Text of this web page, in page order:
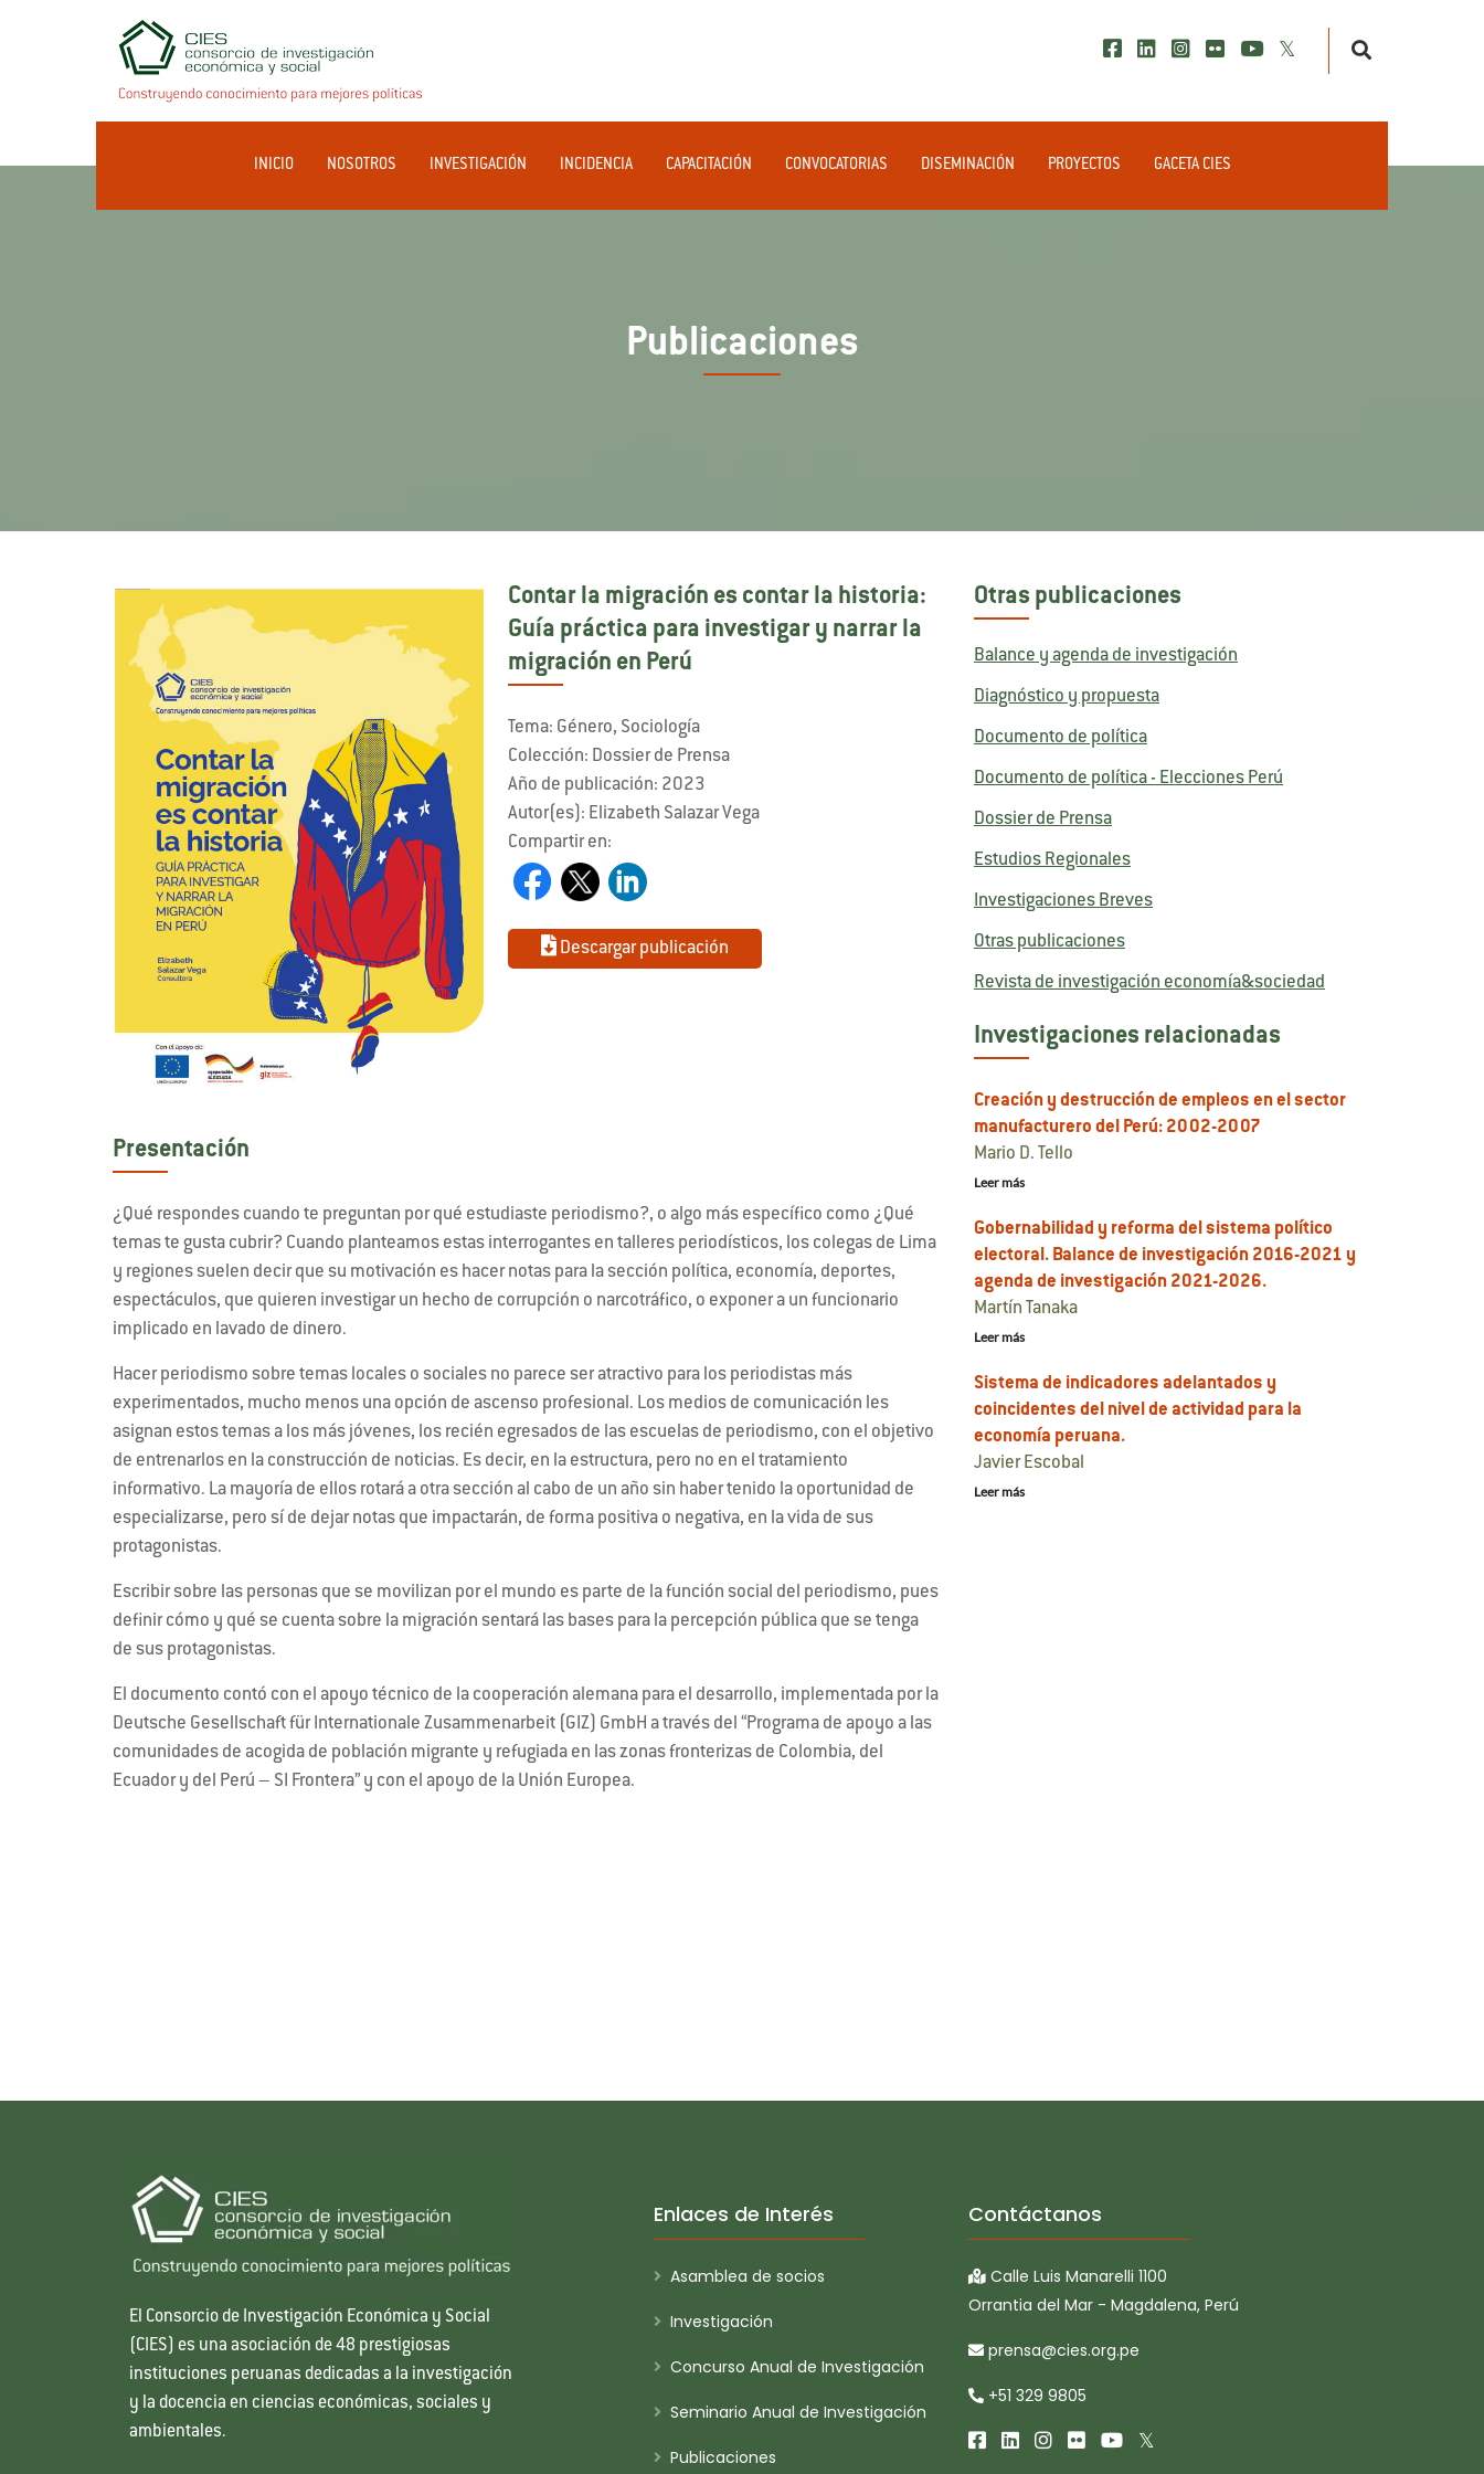
INICIO NOSOTROS INVESTIGACIÓN INCIDENCIA CAPACITACIÓN CONVOCATORIAS DISEMINACIÓN PROYECTOS GACETA CIES
Publicaciones
Contar la migración es contar la historia:
Guía práctica para investigar y narrar la
migración en Perú
Tema: Género, Sociología
Colección: Dossier de Prensa
Año de publicación: 2023
Autor(es): Elizabeth Salazar Vega
Compartir en:
Descargar publicación
Presentación
¿Qué respondes cuando te preguntan por qué estudiaste periodismo?, o algo más específico como ¿Qué
temas te gusta cubrir? Cuando planteamos estas interrogantes en talleres periodísticos, los colegas de Lima
y regiones suelen decir que su motivación es hacer notas para la sección política, economía, deportes,
espectáculos, que quieren investigar un hecho de corrupción o narcotráfico, o exponer a un funcionario
implicado en lavado de dinero.
Hacer periodismo sobre temas locales o sociales no parece ser atractivo para los periodistas más
experimentados, mucho menos una opción de ascenso profesional. Los medios de comunicación les
asignan estos temas a los más jóvenes, los recién egresados de las escuelas de periodismo, con el objetivo
de entrenarlos en la construcción de noticias. Es decir, en la estructura, pero no en el tratamiento
informativo. La mayoría de ellos rotará a otra sección al cabo de un año sin haber tenido la oportunidad de
especializarse, pero sí de dejar notas que impactarán, de forma positiva o negativa, en la vida de sus
protagonistas.
Escribir sobre las personas que se movilizan por el mundo es parte de la función social del periodismo, pues
definir cómo y qué se cuenta sobre la migración sentará las bases para la percepción pública que se tenga
de sus protagonistas.
El documento contó con el apoyo técnico de la cooperación alemana para el desarrollo, implementada por la
Deutsche Gesellschaft für Internationale Zusammenarbeit (GIZ) GmbH a través del “Programa de apoyo a las
comunidades de acogida de población migrante y refugiada en las zonas fronterizas de Colombia, del
Ecuador y del Perú – SI Frontera” y con el apoyo de la Unión Europea.
Otras publicaciones
Balance y agenda de investigación
Diagnóstico y propuesta
Documento de política
Documento de política - Elecciones Perú
Dossier de Prensa
Estudios Regionales
Investigaciones Breves
Otras publicaciones
Revista de investigación economía&sociedad
Investigaciones relacionadas
Creación y destrucción de empleos en el sector
manufacturero del Perú: 2002-2007
Mario D. Tello
Leer más
Gobernabilidad y reforma del sistema político
electoral. Balance de investigación 2016-2021 y
agenda de investigación 2021-2026.
Martín Tanaka
Leer más
Sistema de indicadores adelantados y
coincidentes del nivel de actividad para la
economía peruana.
Javier Escobal
Leer más
El Consorcio de Investigación Económica y Social
(CIES) es una asociación de 48 prestigiosas
instituciones peruanas dedicadas a la investigación
y la docencia en ciencias económicas, sociales y
ambientales.
Enlaces de Interés
Asamblea de socios
Investigación
Concurso Anual de Investigación
Seminario Anual de Investigación
Publicaciones
Contáctanos
Calle Luis Manarelli 1100
Orrantia del Mar - Magdalena, Perú
prensa@cies.org.pe
+51 329 9805